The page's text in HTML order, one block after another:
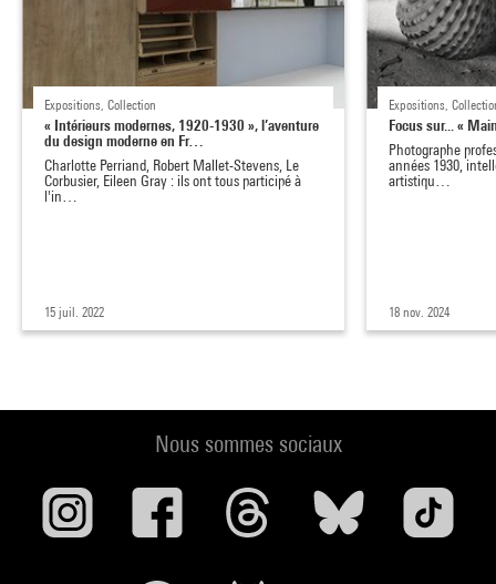
Expositions, Collection
« Intérieurs modernes, 1920-1930 », l’aventure
du design moderne en Fr…
Charlotte Perriand, Robert Mallet-Stevens, Le
Corbusier, Eileen Gray : ils ont tous participé à
l'in…
15 juil. 2022
Expositions,
Focus sur... «
Photographe
années 1930,
artistiqu…
18 nov. 2024
Nous sommes sociaux